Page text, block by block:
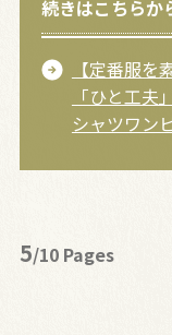
続きはこちらか
【定番服を
「ひと工夫
シャツワン
5/10 Pages